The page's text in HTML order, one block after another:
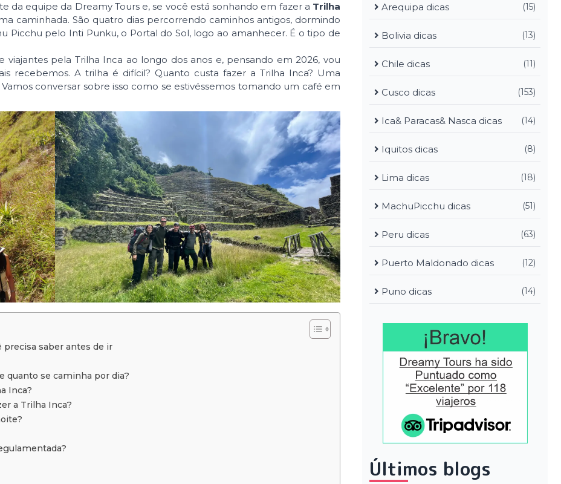
da equipe da Dreamy Tours e, se você está sonhando em fazer a Trilha
caminhada. São quatro dias percorrendo caminhos antigos, dormindo
Picchu pelo Inti Punku, o Portal do Sol, logo ao amanhecer. É o tipo de
pela Trilha Inca ao longo dos anos e, pensando em 2026, vou
recebemos. A trilha é difícil? Quanto custa fazer a Trilha Inca? Uma
conversar sobre isso como se estivéssemos tomando um café em
precisa saber antes de ir
quanto se caminha por dia?
Inca?
a Trilha Inca?
Arequipa dicas (15)
Bolivia dicas (13)
Chile dicas (11)
Cusco dicas (153)
Ica& Paracas& Nasca dicas (14)
Iquitos dicas (8)
Lima dicas (18)
MachuPicchu dicas (51)
Peru dicas (63)
Puerto Maldonado dicas (12)
Puno dicas (14)
Últimos blogs